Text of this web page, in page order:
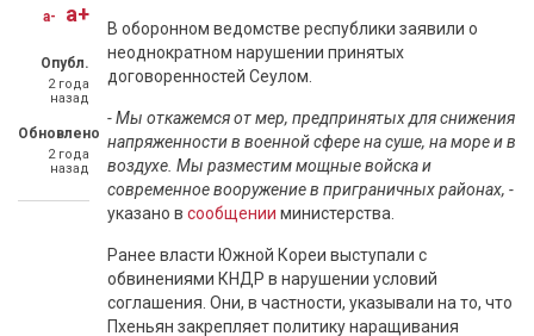
a- a+
Опубл.
2 года
назад
Обновлено
2 года
назад
В оборонном ведомстве республики заявили о
неоднократном нарушении принятых
договоренностей Сеулом.
- Мы откажемся от мер, предпринятых для снижения
напряженности в военной сфере на суше, на море и в
воздухе. Мы разместим мощные войска и
современное вооружение в приграничных районах, -
указано в сообщении министерства.
Ранее власти Южной Кореи выступали с
обвинениями КНДР в нарушении условий
соглашения. Они, в частности, указывали на то, что
Пхеньян закрепляет политику наращивания